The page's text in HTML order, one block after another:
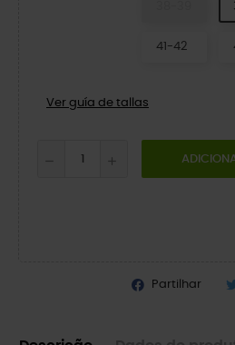
41-42
Ver guía de tallas
Partilhar